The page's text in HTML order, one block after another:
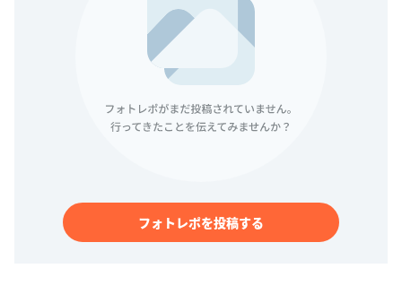
フォトレポを投稿する